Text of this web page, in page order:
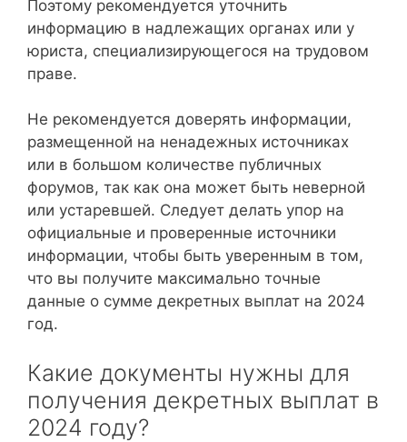
Поэтому рекомендуется уточнить
информацию в надлежащих органах или у
юриста, специализирующегося на трудовом
праве.
Не рекомендуется доверять информации,
размещенной на ненадежных источниках
или в большом количестве публичных
форумов, так как она может быть неверной
или устаревшей. Следует делать упор на
официальные и проверенные источники
информации, чтобы быть уверенным в том,
что вы получите максимально точные
данные о сумме декретных выплат на 2024
год.
Какие документы нужны для
получения декретных выплат в
2024 году?